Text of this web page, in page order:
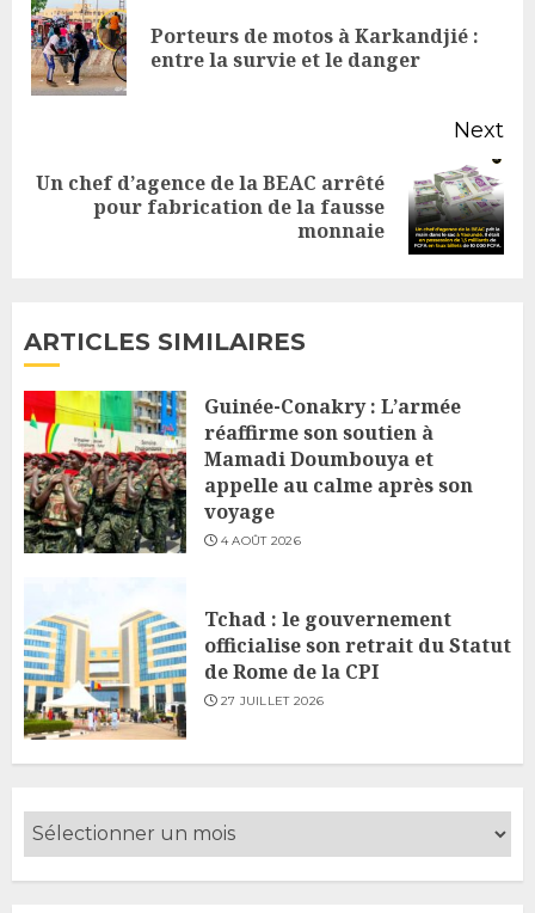
ReadingPorteurs de motos à Karkandjié :
entre la survie et le danger
Next
Next
Un chef d’agence de la BEAC arrêté
pour fabrication de la fausse
monnaie
ARTICLES SIMILAIRES
Guinée-Conakry : L’armée
réaffirme son soutien à
Mamadi Doumbouya et
appelle au calme après son
voyage
4 AOÛT 2026
Tchad : le gouvernement
officialise son retrait du Statut
de Rome de la CPI
27 JUILLET 2026